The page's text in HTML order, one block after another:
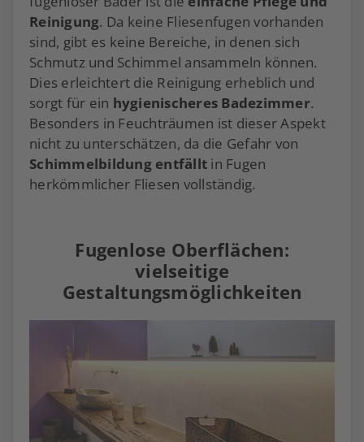
Reinigung. Da keine Fliesenfugen vorhanden
sind, gibt es keine Bereiche, in denen sich
Schmutz und Schimmel ansammeln können.
Dies erleichtert die Reinigung erheblich und
sorgt für ein hygienischeres Badezimmer.
Besonders in Feuchträumen ist dieser Aspekt
nicht zu unterschätzen, da die Gefahr von
Schimmelbildung entfällt in Fugen
herkömmlicher Fliesen vollständig.
Fugenlose Oberflächen:
vielseitige
Gestaltungsmöglichkeiten